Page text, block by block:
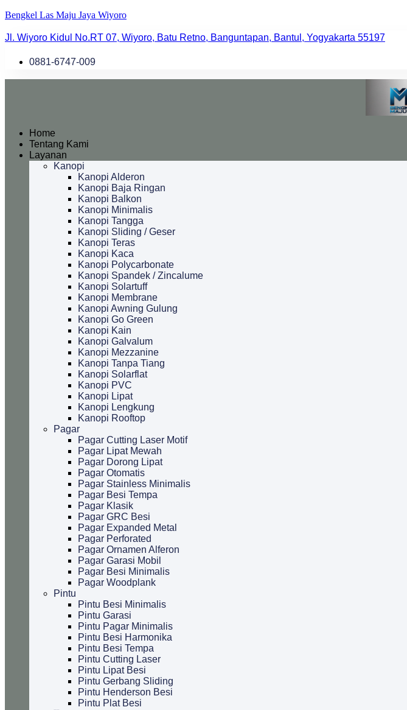
Bengkel Las Maju Jaya Wiyoro
Jl. Wiyoro Kidul No.RT 07, Wiyoro, Batu Retno, Banguntapan, Bantul, Yogyakarta 55197
0881-6747-009
Home
Tentang Kami
Layanan
Kanopi
Kanopi Alderon
Kanopi Baja Ringan
Kanopi Balkon
Kanopi Minimalis
Kanopi Tangga
Kanopi Sliding / Geser
Kanopi Teras
Kanopi Kaca
Kanopi Polycarbonate
Kanopi Spandek / Zincalume
Kanopi Solartuff
Kanopi Membrane
Kanopi Awning Gulung
Kanopi Go Green
Kanopi Kain
Kanopi Galvalum
Kanopi Mezzanine
Kanopi Tanpa Tiang
Kanopi Solarflat
Kanopi PVC
Kanopi Lipat
Kanopi Lengkung
Kanopi Rooftop
Pagar
Pagar Cutting Laser Motif
Pagar Lipat Mewah
Pagar Dorong Lipat
Pagar Otomatis
Pagar Stainless Minimalis
Pagar Besi Tempa
Pagar Klasik
Pagar GRC Besi
Pagar Expanded Metal
Pagar Perforated
Pagar Ornamen Alferon
Pagar Garasi Mobil
Pagar Besi Minimalis
Pagar Woodplank
Pintu
Pintu Besi Minimalis
Pintu Garasi
Pintu Pagar Minimalis
Pintu Besi Harmonika
Pintu Besi Tempa
Pintu Cutting Laser
Pintu Lipat Besi
Pintu Gerbang Sliding
Pintu Henderson Besi
Pintu Plat Besi